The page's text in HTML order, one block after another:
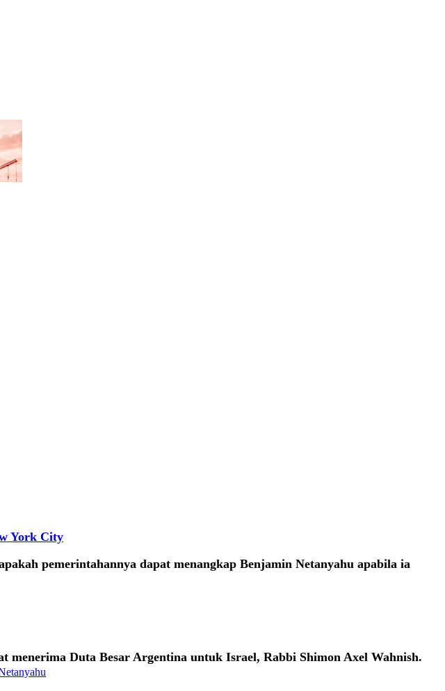
York City
pemerintahannya dapat menangkap Benjamin Netanyahu apabila ia
menerima Duta Besar Argentina untuk Israel, Rabbi Shimon Axel Wahnish.